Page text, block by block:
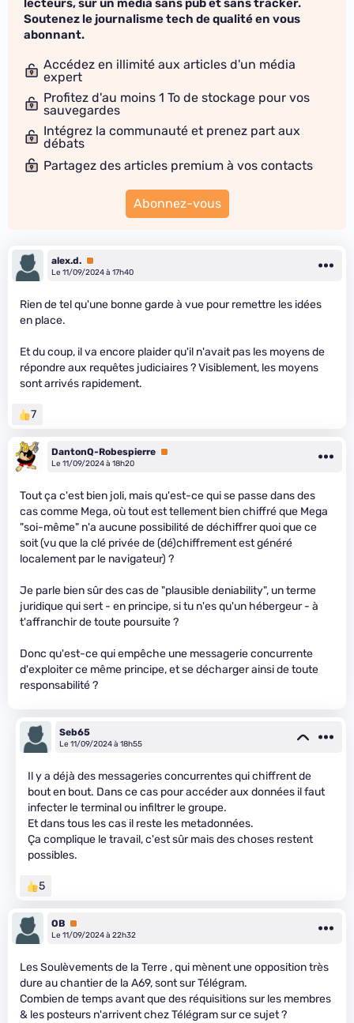
lecteurs, sur un média sans pub et sans tracker.
Soutenez le journalisme tech de qualité en vous
abonnant.
Accédez en illimité aux articles d'un média
expert
Profitez d'au moins 1 To de stockage pour vos
sauvegardes
Intégrez la communauté et prenez part aux
débats
Partagez des articles premium à vos contacts
Abonnez-vous
alex.d. Premium
Le 11/09/2024 à 17h40
Rien de tel qu'une bonne garde à vue pour remettre les idées
en place.
Et du coup, il va encore plaider qu'il n'avait pas les moyens de
répondre aux requêtes judiciaires ? Visiblement, les moyens
sont arrivés rapidement.
7
DantonQ-Robespierre Premium
Le 11/09/2024 à 18h20
Tout ça c'est bien joli, mais qu'est-ce qui se passe dans des
cas comme Mega, où tout est tellement bien chiffré que Mega
"soi-même" n'a aucune possibilité de déchiffrer quoi que ce
soit (vu que la clé privée de (dé)chiffrement est généré
localement par le navigateur) ?
Je parle bien sûr des cas de "plausible deniability", un terme
juridique qui sert - en principe, si tu n'es qu'un hébergeur - à
t'affranchir de toute poursuite ?
Donc qu'est-ce qui empêche une messagerie concurrente
d'exploiter ce même principe, et se décharger ainsi de toute
responsabilité ?
Seb65
Le 11/09/2024 à 18h55
Il y a déjà des messageries concurrentes qui chiffrent de
bout en bout. Dans ce cas pour accéder aux données il faut
infecter le terminal ou infiltrer le groupe.
Et dans tous les cas il reste les metadonnées.
Ça complique le travail, c'est sûr mais des choses restent
possibles.
5
OB Premium
Le 11/09/2024 à 22h32
Les Soulèvements de la Terre , qui mènent une opposition très
dure au chantier de la A69, sont sur Télégram.
Combien de temps avant que des réquisitions sur les membres
& les posteurs n'arrivent chez Télégram sur ce sujet ?